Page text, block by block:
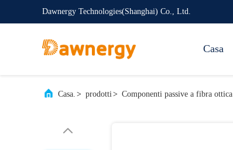
Dawnergy Technologies(Shanghai) Co., Ltd.
Casa
Casa. > prodotti> Componenti passive a fibra ottica